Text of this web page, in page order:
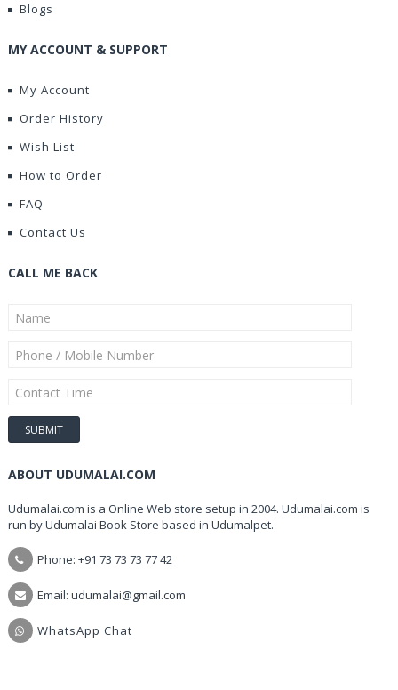
Blogs
MY ACCOUNT & SUPPORT
My Account
Order History
Wish List
How to Order
FAQ
Contact Us
CALL ME BACK
ABOUT UDUMALAI.COM
Udumalai.com is a Online Web store setup in 2004. Udumalai.com is
run by Udumalai Book Store based in Udumalpet.
Phone: +91 73 73 73 77 42
Email: udumalai@gmail.com
WhatsApp Chat